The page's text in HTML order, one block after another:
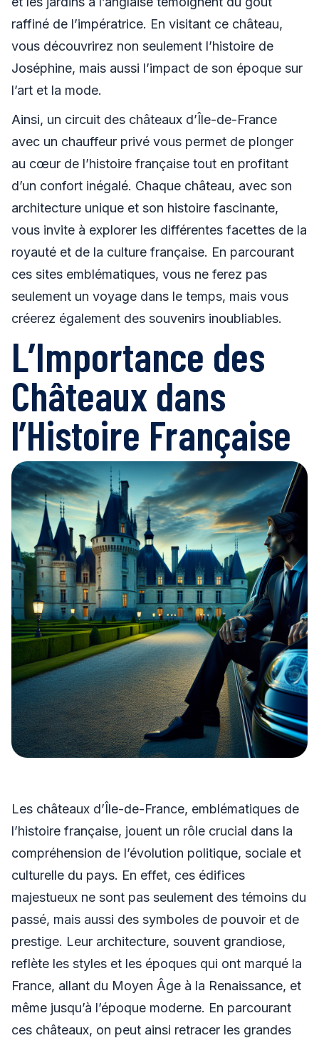
raffiné de l’impératrice. En visitant ce château,
vous découvrirez non seulement l’histoire de
Joséphine, mais aussi l’impact de son époque sur
l’art et la mode.
Ainsi, un circuit des châteaux d’Île-de-France
avec un chauffeur privé vous permet de plonger
au cœur de l’histoire française tout en profitant
d’un confort inégalé. Chaque château, avec son
architecture unique et son histoire fascinante,
vous invite à explorer les différentes facettes de la
royauté et de la culture française. En parcourant
ces sites emblématiques, vous ne ferez pas
seulement un voyage dans le temps, mais vous
créerez également des souvenirs inoubliables.
L’Importance des
Châteaux dans
l’Histoire Française
Les châteaux d’Île-de-France, emblématiques de
l’histoire française, jouent un rôle crucial dans la
compréhension de l’évolution politique, sociale et
culturelle du pays. En effet, ces édifices
majestueux ne sont pas seulement des témoins du
passé, mais aussi des symboles de pouvoir et de
prestige. Leur architecture, souvent grandiose,
reflète les styles et les époques qui ont marqué la
France, allant du Moyen Âge à la Renaissance, et
même jusqu’à l’époque moderne. En parcourant
ces châteaux, on peut ainsi retracer les grandes